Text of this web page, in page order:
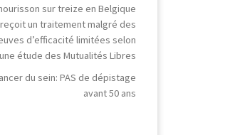
sur treize en Belgique
reçoit un traitement malgré des
d’efficacité limitées selon
une étude des Mutualités Libres
du sein: PAS de dépistage
avant 50 ans